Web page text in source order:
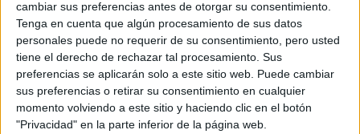
cambiar sus preferencias antes de otorgar su consentimiento.
Tenga en cuenta que algún procesamiento de sus datos
personales puede no requerir de su consentimiento, pero usted
tiene el derecho de rechazar tal procesamiento. Sus
preferencias se aplicarán solo a este sitio web. Puede cambiar
sus preferencias o retirar su consentimiento en cualquier
momento volviendo a este sitio y haciendo clic en el botón
"Privacidad" en la parte inferior de la página web.